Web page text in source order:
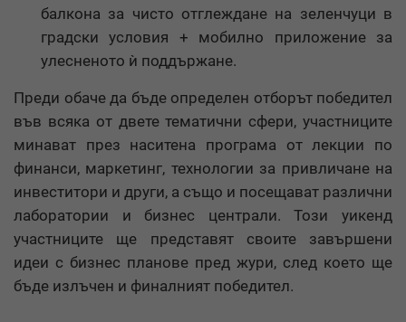
балкона за чисто отглеждане на зеленчуци в
градски условия + мобилно приложение за
улесненото ѝ поддържане.
Преди обаче да бъде определен отборът победител
във всяка от двете тематични сфери, участниците
минават през наситена програма от лекции по
финанси, маркетинг, технологии за привличане на
инвеститори и други, а също и посещават различни
лаборатории и бизнес централи. Този уикенд
участниците ще представят своите завършени
идеи с бизнес планове пред жури, след което ще
бъде излъчен и финалният победител.